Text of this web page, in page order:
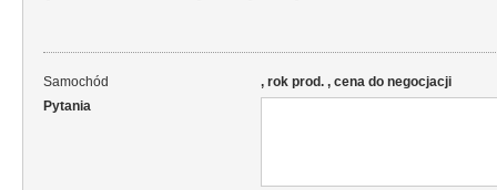
Samochód
, rok prod. , cena do negocjacji
Pytania